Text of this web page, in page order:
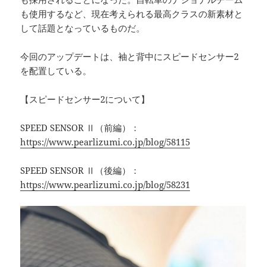
も使用するなど、現在考えられる最高クラスの新素材と
して話題となっているものだ。
今回のアップデートは、袖と背中にスピードセンサー2
を配置している。
【スピードセンサー2について】
SPEED SENSOR Ⅱ（前編）：
https://www.pearlizumi.co.jp/blog/58115
SPEED SENSOR Ⅱ（後編）：
https://www.pearlizumi.co.jp/blog/58231